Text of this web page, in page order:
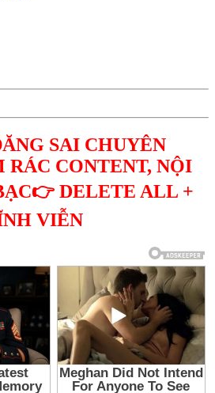
SAI CHUYÊN
RÁC CONTENT, NỘI
DELETE ALL +
VIỄN